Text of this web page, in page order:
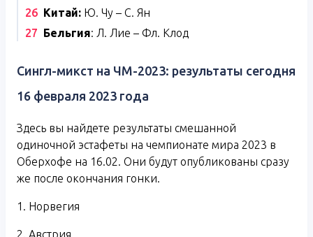
Китай: Ю. Чу – С. Ян
Бельгия: Л. Лие – Фл. Клод
Сингл-микст на ЧМ-2023: результаты сегодня
16 февраля 2023 года
Здесь вы найдете результаты смешанной
одиночной эстафеты на чемпионате мира 2023 в
Оберхофе на 16.02. Они будут опубликованы сразу
же после окончания гонки.
1. Норвегия
2. Австрия